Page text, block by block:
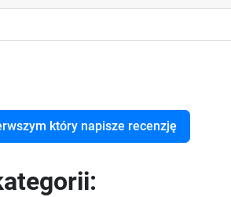
który napisze recenzję